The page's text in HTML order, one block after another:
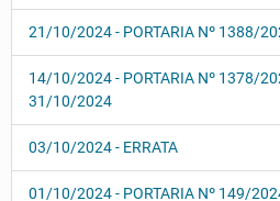
21/10/2024 - PORTARIA Nº 1388/
14/10/2024 - PORTARIA Nº 1378/
31/10/2024
03/10/2024 - ERRATA
01/10/2024 - PORTARIA Nº 149/